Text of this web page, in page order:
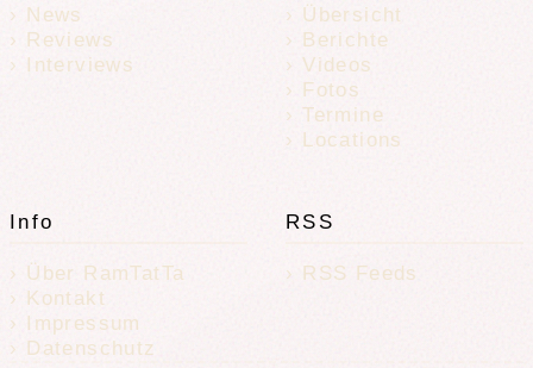
News
Reviews
Interviews
Übersicht
Berichte
Videos
Fotos
Termine
Locations
Info
Über RamTatTa
Kontakt
Impressum
Datenschutz
RSS
RSS Feeds